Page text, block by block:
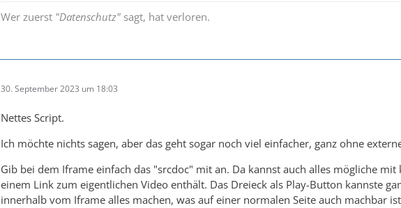
Wer zuerst "Datenschutz" sagt, hat verloren.
30. September 2023 um 18:03
Nettes Script.
Ich möchte nichts sagen, aber das geht sogar noch viel einfacher, ganz ohne
Gib bei dem Iframe einfach das "srcdoc" mit an. Da kannst auch alles mögliche
einem Link zum eigentlichen Video enthält. Das Dreieck als Play-Button kannste
innerhalb vom Iframe alles machen, was auf einer normalen Seite auch machbar